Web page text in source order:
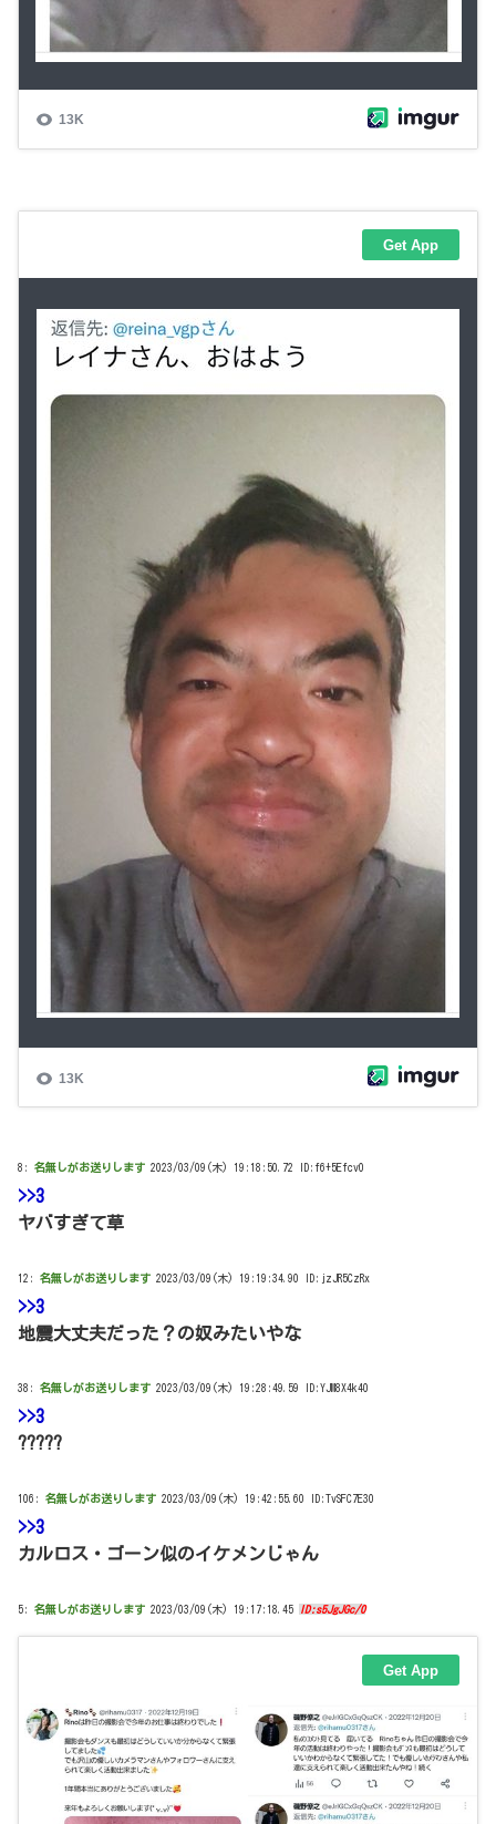
8: 名無しがお送りします 2023/03/09(木) 19:18:50.72 ID:f6+5Efcv0
>>3
ヤバすぎて草
12: 名無しがお送りします 2023/03/09(木) 19:19:34.90 ID:jzJR5CzRx
>>3
地震大丈夫だった？の奴みたいやな
38: 名無しがお送りします 2023/03/09(木) 19:28:49.59 ID:YJM8X4k40
>>3
?????
106: 名無しがお送りします 2023/03/09(木) 19:42:55.60 ID:TvSFC7E30
>>3
カルロス・ゴーン似のイケメンじゃん
5: 名無しがお送りします 2023/03/09(木) 19:17:18.45 ID:s5JgJGc/0